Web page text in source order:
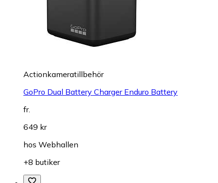
Actionkameratillbehör
GoPro Dual Battery Charger Enduro Battery
fr.
649 kr
hos Webhallen
+8 butiker